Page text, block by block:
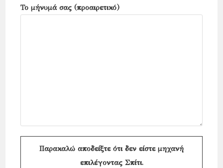
Το μήνυμά σας (προαιρετικό)
Παρακαλώ αποδείξτε ότι δεν είστε μηχανή
επιλέγονταςΣπίτι.